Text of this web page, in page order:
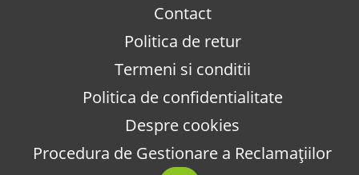
Contact
Politica de retur
Termeni si conditii
Politica de confidentialitate
Despre cookies
Procedura de Gestionare a Reclamațiilor